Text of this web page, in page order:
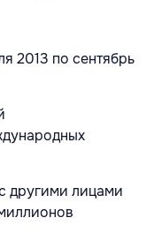
2013 по сентябрь
другими лицами